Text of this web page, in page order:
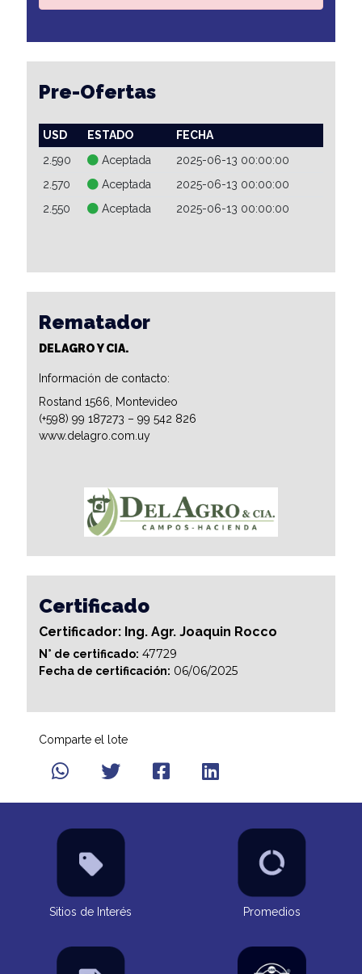
Pre-Ofertas
USD ESTADO
FECHA
2.590
Aceptada
2025-06-13 00:00:00
2.570
Aceptada
2025-06-13 00:00:00
2.550
Aceptada 2025-06-13 00:00:00
Rematador
DELAGRO Y CIA.
Información de contacto:
Rostand 1566, Montevideo
(+598) 99 187273 – 99 542 826
www.delagro.com.uy
Certificado
Certificador: Ing. Agr. Joaquin Rocco
N° de certificado: 47729
Fecha de certificación: 06/06/2025
Comparte el lote
Sitios de Interés Promedios